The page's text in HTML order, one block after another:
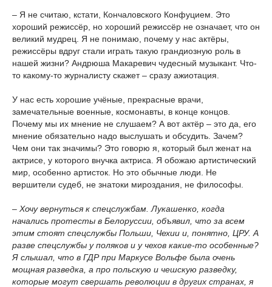
– Я не считаю, кстати, Кончаловского Конфуцием. Это
хороший режиссёр, но хороший режиссёр не означает, что он
великий мудрец. Я не понимаю, почему у нас актёры,
режиссёры вдруг стали играть такую грандиозную роль в
нашей жизни? Андрюша Макаревич чудесный музыкант. Что-
то какому-то журналисту скажет – сразу ажиотация.
У нас есть хорошие учёные, прекрасные врачи,
замечательные военные, космонавты, в конце концов.
Почему мы их мнение не слушаем? А вот актёр – это да, его
мнение обязательно надо выслушать и обсудить. Зачем?
Чем они так значимы? Это говорю я, который был женат на
актрисе, у которого внучка актриса. Я обожаю артистический
мир, особенно артисток. Но это обычные люди. Не
вершители судеб, не знатоки мироздания, не философы.
– Хочу вернуться к спецслужбам. Лукашенко, когда
начались протесты в Белоруссии, объявил, что за всем
этим стоят спецслужбы Польши, Чехии и, понятно, ЦРУ. А
разве спецслужбы у поляков и у чехов какие-то особенные?
Я слышал, что в ГДР при Маркусе Вольфе была очень
мощная разведка, а про польскую и чешскую разведку,
которые могут свершать революции в других странах, я